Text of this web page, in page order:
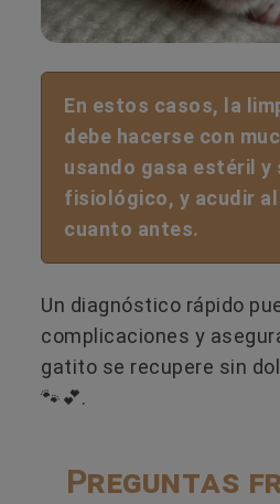
En estos casos, la
debe hacerse con
usando gasa estéril y
fisiológico, y acudir
cuanto antes.
Un diagnóstico rápido
complicaciones y
gatito se recupere sin
🐾💕.
Preguntas